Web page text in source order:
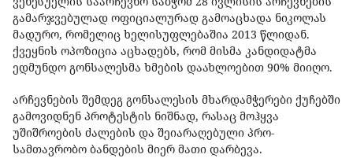
გამარჯვებულად ოფიციალურად გამოაცხადა ნიკოლას
მადურო, რომელიც ხელისუფლებაშია 2013 წლიდან.
ქვეყნის ოპოზიცია აცხადებს, რომ მისმა კანდიდატმა
ედმუნდო გონსალესმა ხმების დაახლოებით 90% მიიღო.
არჩევნების შემდეგ გონსალესის მხარდამჭერები ქუჩებში
გამოვიდნენ პროტესტის ნიშნად, რასაც მოჰყვა
უშიშროების ძალების და შეიარაღებული პრო-
სამთავრობო ბანდების მიერ მათი დარბევა.